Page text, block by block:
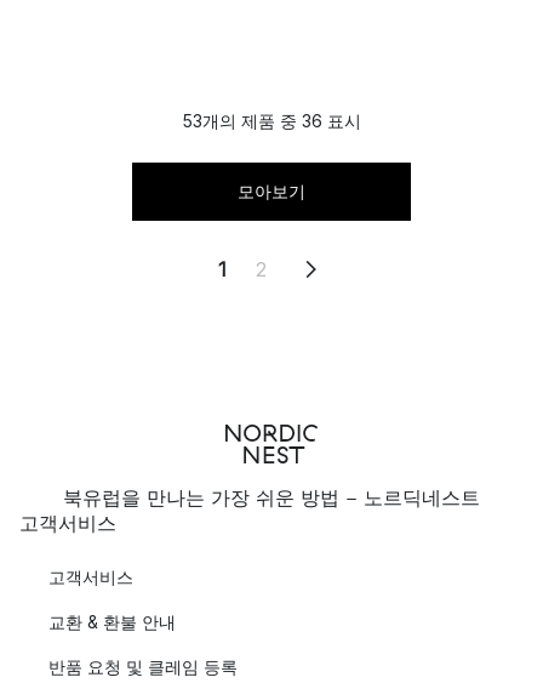
53개의 제품 중 36 표시
모아보기
1 2
북유럽을 만나는 가장 쉬운 방법 - 노르딕네스트
고객서비스
고객서비스
교환 & 환불 안내
반품 요청 및 클레임 등록